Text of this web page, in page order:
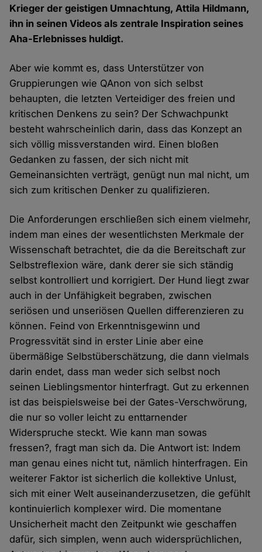
Krieger der geistigen Umnachtung, Attila Hildmann,
ihn in seinen Videos als zentrale Inspiration seines
Aha-Erlebnisses huldigt.
Aber wie kommt es, dass Unterstützer von
Gruppierungen wie QAnon von sich selbst
behaupten, die letzten Verteidiger des freien und
kritischen Denkens zu sein? Der Schwachpunkt
besteht wahrscheinlich darin, dass das Konzept an
sich völlig missverstanden wird. Einen bloßen
Gedanken zu fassen, der sich nicht mit
Gemeinansichten verträgt, genügt nun mal nicht, um
sich zum kritischen Denker zu qualifizieren.
Die Anforderungen erschließen sich einem vielmehr,
indem man eines der wesentlichsten Merkmale der
Wissenschaft betrachtet, die da die Bereitschaft zur
Selbstreflexion wäre, dank derer sie sich ständig
selbst kontrolliert und korrigiert. Der Hund liegt zwar
auch in der Unfähigkeit begraben, zwischen
seriösen und unseriösen Quellen differenzieren zu
können. Feind von Erkenntnisgewinn und
Progressvität sind in erster Linie aber eine
übermäßige Selbstüberschätzung, die dann vielmals
darin endet, dass man weder sich selbst noch
seinen Lieblingsmentor hinterfragt. Gut zu erkennen
ist das beispielsweise bei der Gates-Verschwörung,
die nur so voller leicht zu enttarnender
Widerspruche steckt. Wie kann man sowas
fressen?, fragt man sich da. Die Antwort ist: Indem
man genau eines nicht tut, nämlich hinterfragen. Ein
weiterer Faktor ist sicherlich die kollektive Unlust,
sich mit einer Welt auseinanderzusetzen, die gefühlt
kontinuierlich komplexer wird. Die momentane
Unsicherheit macht den Zeitpunkt wie geschaffen
dafür, sich simplen, wenn auch widersprüchlichen,